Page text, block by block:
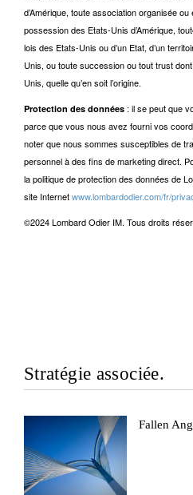
d’Amérique, toute association organisée
possession des Etats-Unis d’Amérique,
lois des Etats-Unis ou d’un Etat, d’un
Unis, ou toute succession ou tout trust
Unis, quelle qu’en soit l’origine.
Protection des données : il se peut que
parce que vous nous avez fourni vos
noter que nous sommes susceptibles de
personnel à des fins de marketing direct.
la politique de protection des données de
site Internetwww.lombardodier.com/fr/
©2024 Lombard Odier IM. Tous droits
Stratégie associée.
Fallen